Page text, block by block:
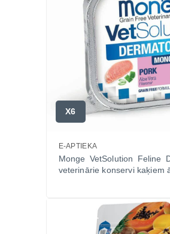
X6
E-APTIEKA
Monge VetSolution Feline
veterinārie konservi kaķiem